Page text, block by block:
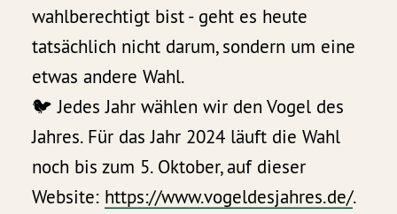
wahlberechtigt bist - geht es heute
tatsächlich nicht darum, sondern um eine
etwas andere Wahl.
🐦 Jedes Jahr wählen wir den Vogel des
Jahres. Für das Jahr 2024 läuft die Wahl
noch bis zum 5. Oktober, auf dieser
Website: https://www.vogeldesjahres.de/.